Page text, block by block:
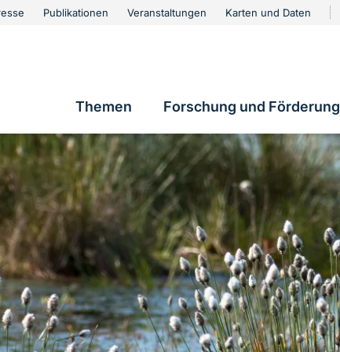
Publikationen Veranstaltungen Karten und Daten
Hauptnavigation
Themen Forschung und Förderung